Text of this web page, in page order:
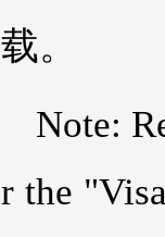
载。
Note:
r the